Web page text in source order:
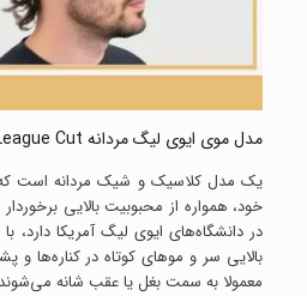
مدل موی ایوی لیگ مردانه Ivy League Cut
یک مدل کلاسیک و شیک مردانه است
خود، همواره از محبوبیت بالایی
در دانشگاه‌های ایوی لیگ آمریکا دارد،
بالایی سر و موهای کوتاه در کناره‌ها
معمولا به سمت بغل یا عقب شانه